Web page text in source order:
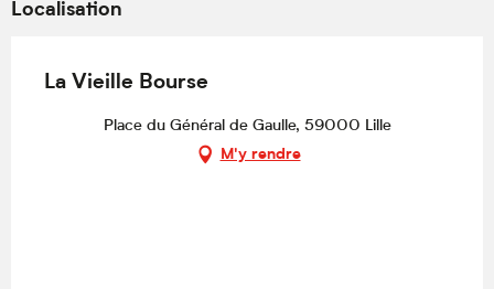
Localisation
La Vieille Bourse
Place du Général de Gaulle, 59000 Lille
M'y rendre